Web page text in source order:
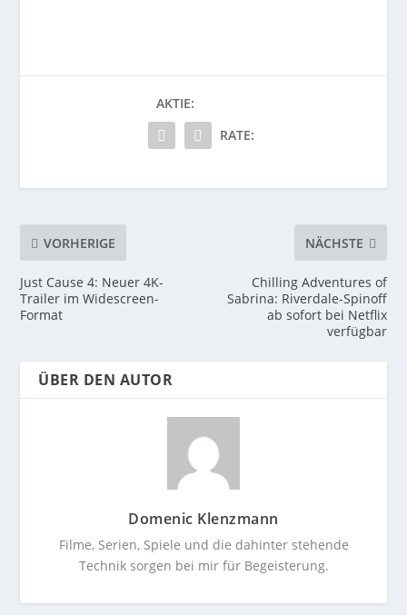
AKTIE:
RATE:
VORHERIGE
Just Cause 4: Neuer 4K-
Trailer im Widescreen-
Format
NÄCHSTE
Chilling Adventures of
Sabrina: Riverdale-Spinoff
ab sofort bei Netflix
verfügbar
ÜBER DEN AUTOR
Domenic Klenzmann
Filme, Serien, Spiele und die dahinter stehende
Technik sorgen bei mir für Begeisterung.